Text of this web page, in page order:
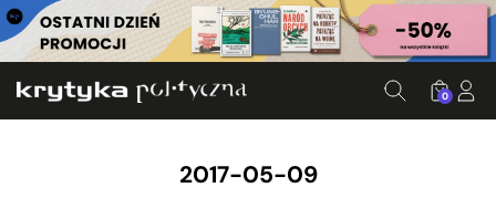
0
2017-05-09